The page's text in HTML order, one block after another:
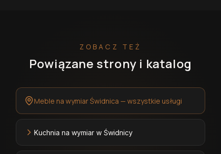
ZOBACZ TEŻ
Powiązane strony i katalog
Meble na wymiar Świdnica — wszystkie usługi
Kuchnia na wymiar w Świdnicy